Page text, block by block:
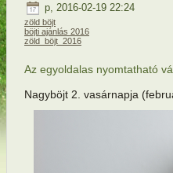
p, 2016-02-19 22:24
zöld böjt
böjti ajánlás 2016
zöld_böjt_2016
Az egyoldalas nyomtatható
Nagyböjt 2. vasárnapja